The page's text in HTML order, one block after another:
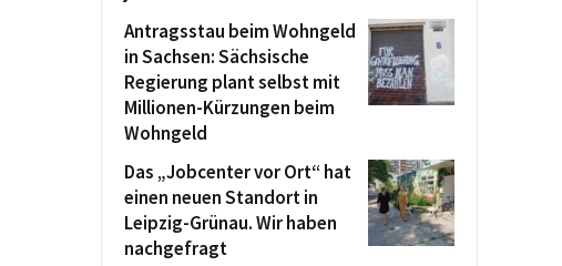
Antragsstau beim Wohngeld
in Sachsen: Sächsische
Regierung plant selbst mit
Millionen-Kürzungen beim
Wohngeld
Das „Jobcenter vor Ort“ hat
einen neuen Standort in
Leipzig-Grünau. Wir haben
nachgefragt